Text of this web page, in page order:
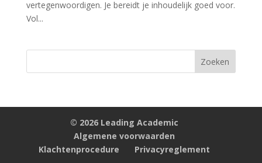
vertegenwoordigen. Je bereidt je inhoudelijk goed voor.
Vol...
Zoeken
© 2026 Leading Academic
Algemene voorwaarden
Klachtenprocedure
Privacyreglement